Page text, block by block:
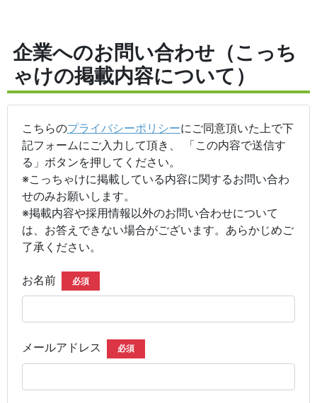
企業へのお問い合わせ（こっち
ゃけの掲載内容について）
こちらのプライバシーポリシーにご同意頂いた上で下
記フォームにご入力して頂き、 「この内容で送信す
る」ボタンを押してください。
※こっちゃけに掲載している内容に関するお問い合わ
せのみお願いします。
※掲載内容や採用情報以外のお問い合わせについて
は、お答えできない場合がございます。あらかじめご
了承ください。
お名前 必須
メールアドレス 必須